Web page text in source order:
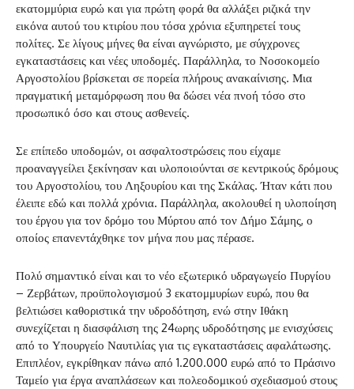
εκατομμύρια ευρώ και για πρώτη φορά θα αλλάξει ριζικά την
εικόνα αυτού του κτιρίου που τόσα χρόνια εξυπηρετεί τους
πολίτες. Σε λίγους μήνες θα είναι αγνώριστο, με σύγχρονες
εγκαταστάσεις και νέες υποδομές. Παράλληλα, το Νοσοκομείο
Αργοστολίου βρίσκεται σε πορεία πλήρους ανακαίνισης. Μια
πραγματική μεταμόρφωση που θα δώσει νέα πνοή τόσο στο
προσωπικό όσο και στους ασθενείς.
Σε επίπεδο υποδομών, οι ασφαλτοστρώσεις που είχαμε
προαναγγείλει ξεκίνησαν και υλοποιούνται σε κεντρικούς δρόμους
του Αργοστολίου, του Ληξουρίου και της Σκάλας. Ήταν κάτι που
έλειπε εδώ και πολλά χρόνια. Παράλληλα, ακολουθεί η υλοποίηση
του έργου για τον δρόμο του Μύρτου από τον Δήμο Σάμης, ο
οποίος επανεντάχθηκε τον μήνα που μας πέρασε.
Πολύ σημαντικό είναι και το νέο εξωτερικό υδραγωγείο Πυργίου
– Ζερβάτων, προϋπολογισμού 3 εκατομμυρίων ευρώ, που θα
βελτιώσει καθοριστικά την υδροδότηση, ενώ στην Ιθάκη
συνεχίζεται η διασφάλιση της 24ωρης υδροδότησης με ενισχύσεις
από το Υπουργείο Ναυτιλίας για τις εγκαταστάσεις αφαλάτωσης.
Επιπλέον, εγκρίθηκαν πάνω από 1.200.000 ευρώ από το Πράσινο
Ταμείο για έργα αναπλάσεων και πολεοδομικού σχεδιασμού στους